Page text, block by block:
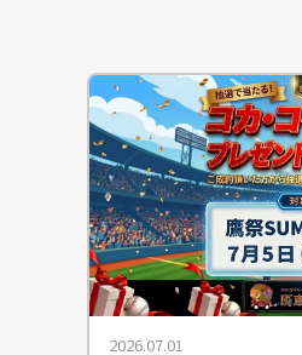
2026.07.01